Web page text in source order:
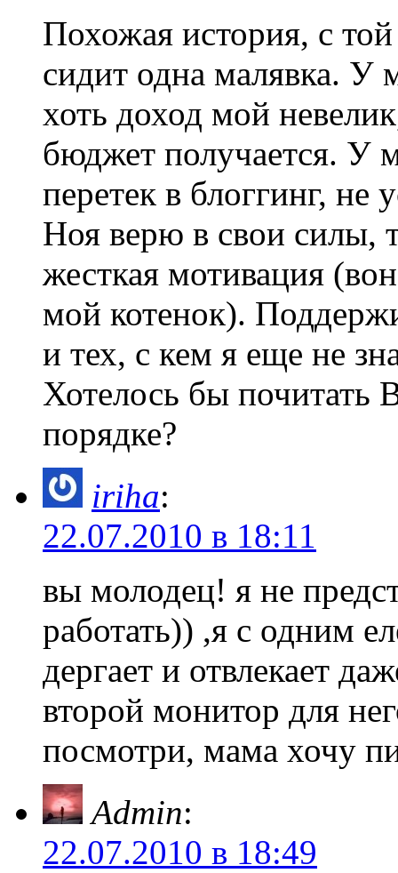
Похожая история, с
сидит одна малявка. У
хоть доход мой
бюджет получается. У
перетек в блоггинг, не
Ноя верю в свои силы,
жесткая мотивация
мой котенок).
и тех, с кем я еще не
Хотелось бы почитать
порядке?
iriha:
22.07.2010 в 18:11
вы молодец! я не
работать)) ,я с одним
дергает и отвлекает
второй монитор для
посмотри, мама хочу
Admin:
22.07.2010 в 18:49